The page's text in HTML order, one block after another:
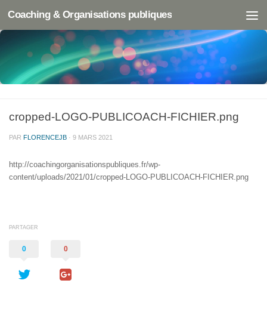
Coaching & Organisations publiques
cropped-LOGO-PUBLICOACH-FICHIER.png
PAR FLORENCEJB · 9 MARS 2021
http://coachingorganisationspubliques.fr/wp-
content/uploads/2021/01/cropped-LOGO-PUBLICOACH-FICHIER.png
PARTAGER
0 0